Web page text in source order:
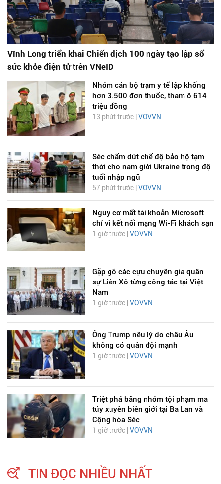
Vĩnh Long triển khai Chiến dịch 100 ngày tạo lập sổ
sức khỏe điện tử trên VNeID
Nhóm cán bộ trạm y tế lập khống
hơn 3.500 đơn thuốc, tham ô 614
triệu đồng
13 phút trước | VOVVN
Séc chấm dứt chế độ bảo hộ tạm
thời cho nam giới Ukraine trong độ
tuổi nhập ngũ
57 phút trước | VOVVN
Nguy cơ mất tài khoản Microsoft
chỉ vì kết nối mạng Wi-Fi khách sạn
1 giờ trước | VOVVN
Gặp gỡ các cựu chuyên gia quân
sự Liên Xô từng công tác tại Việt
Nam
1 giờ trước | VOVVN
Ông Trump nêu lý do châu Âu
không có quân đội mạnh
1 giờ trước | VOVVN
Triệt phá băng nhóm tội phạm ma
túy xuyên biên giới tại Ba Lan và
Cộng hòa Séc
1 giờ trước | VOVVN
TIN ĐỌC NHIỀU NHẤT